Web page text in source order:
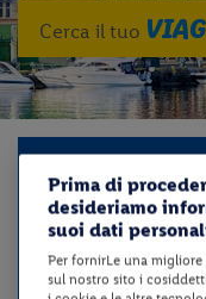
Cerca il tuo
Prima di
desideriamo
suoi dati
Per fornirLe una
sul nostro sito i